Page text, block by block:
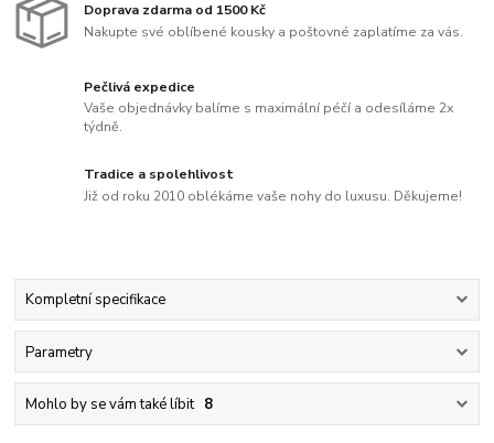
Doprava zdarma od 1500 Kč
Nakupte své oblíbené kousky a poštovné zaplatíme za vás.
Pečlivá expedice
Vaše objednávky balíme s maximální péčí a odesíláme 2x
týdně.
Tradice a spolehlivost
Již od roku 2010 oblékáme vaše nohy do luxusu. Děkujeme!
Kompletní specifikace
Parametry
Mohlo by se vám také líbit 8